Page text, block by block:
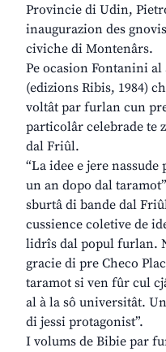
Provincie di Udin,
inaugurazion des
civiche di Montenârs.
Pe ocasion Fontanini
(edizions Ribis, 1984)
voltât par furlan cun
particolâr celebrade te
dal Friûl.
“La idee e jere
un an dopo dal
sburtâ di bande dal
cussience coletive de
lidrîs dal popul furlan.
gracie di pre Checo
taramot si ven fûr cul
al à la sô universitât.
di jessi protagonist”.
I volums de Bibie par